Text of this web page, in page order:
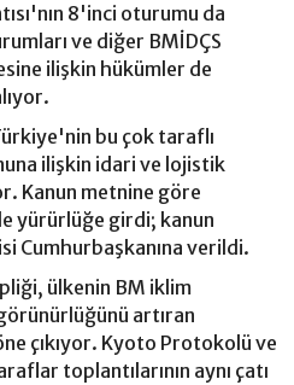
8'inci oturumu da
ve diğer BMİDÇS
ilişkin hükümler de
bu çok taraflı
ilişkin idari ve lojistik
Kanun metnine göre
yürürlüğe girdi; kanun
Cumhurbaşkanına verildi.
ülkenin BM iklim
artıran
çıkıyor. Kyoto Protokolü ve
toplantılarının aynı çatı